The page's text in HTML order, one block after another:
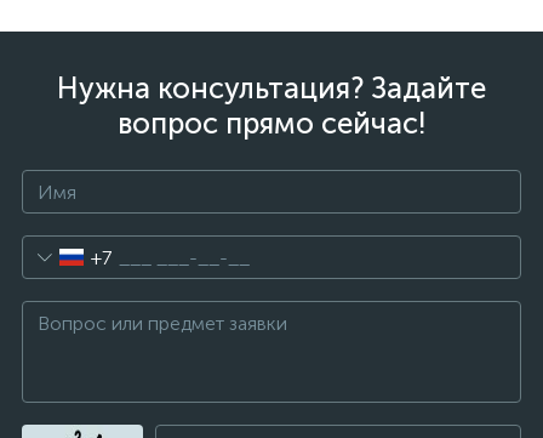
Нужна консультация? Задайте
вопрос прямо сейчас!
+7